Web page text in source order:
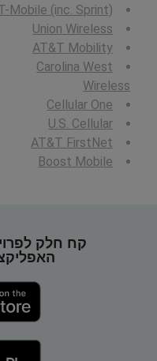
Mobile (inc. Sprint)
Union Wireless
AT&T Mobility
Carolina West
Wireless
Cellular One
U.S. Cellular
AT&T FirstNet
Boost Mobile